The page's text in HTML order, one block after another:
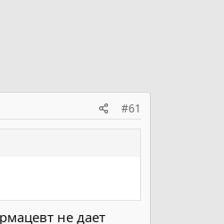
#61
не дает